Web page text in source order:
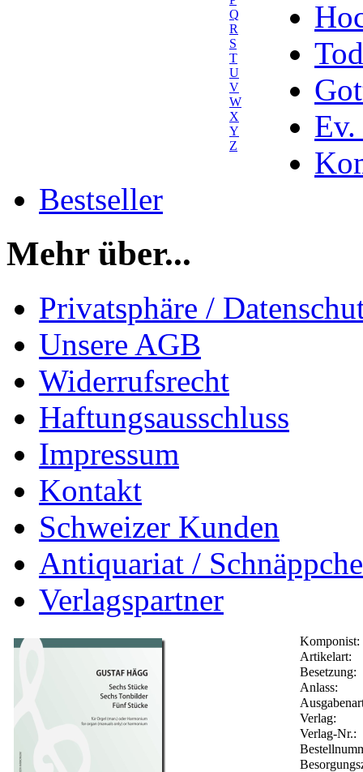
Q
R
S
T
U
V
W
X
Y
Z
Ev.
Bestseller
Mehr über...
Privatsphäre /
Unsere AGB
Widerrufsrecht
Haftungsausschluss
Impressum
Kontakt
Schweizer Kunden
Antiquariat /
Verlagspartner
Komponist:
Artikelart:
Besetzung:
Anlass:
Verlag:
Verlag-Nr.: